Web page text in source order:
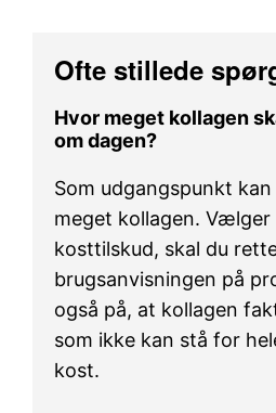
Ofte stillede
Hvor meget kollagen
om dagen?
Som udgangspunkt
meget kollagen. Vælger
kosttilskud, skal du
brugsanvisningen på
også på, at kollagen
som ikke kan stå for
kost.